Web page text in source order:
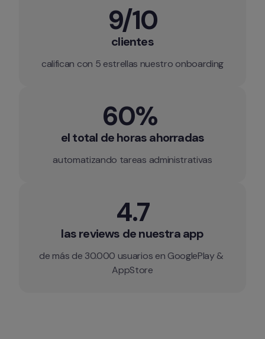
9/10
clientes
califican con 5 estrellas nuestro onboarding
60%
el total de horas ahorradas
automatizando tareas administrativas
4.7
las reviews de nuestra app
de más de 30.000 usuarios en GooglePlay &
AppStore